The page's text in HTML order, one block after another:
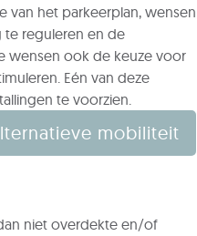
van het parkeerplan, wensen
te reguleren en de
wensen ook de keuze voor
Eén van deze
te voorzien.
mobiliteit
niet overdekte en/of